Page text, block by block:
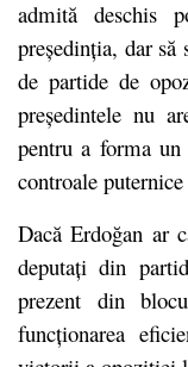
admită deschis
președinția, dar
de partide de
președintele nu
pentru a forma
controale
Dacă Erdoğan ar
deputați din
prezent din
funcționarea